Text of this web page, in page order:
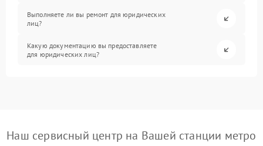
Выполняете ли вы ремонт для юридических
лиц?
Какую документацию вы предоставляете
для юридических лиц?
Наш сервисный центр на Вашей станции метро